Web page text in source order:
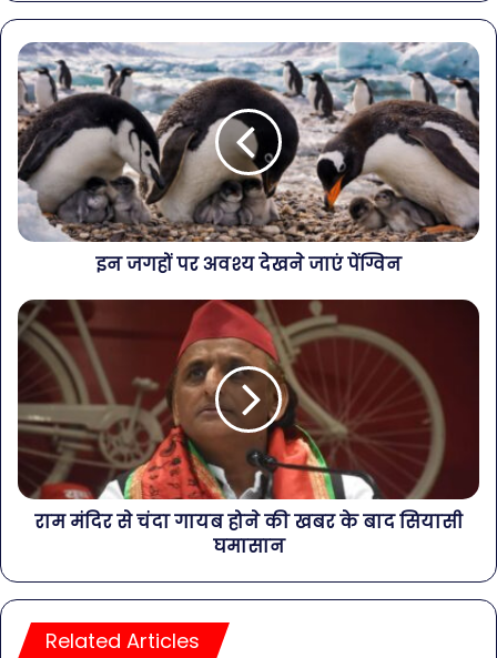
इन जगहों पर अवश्य देखने जाएं पेंग्विन
राम मंदिर से चंदा गायब होने की खबर के बाद सियासी
घमासान
Related Articles